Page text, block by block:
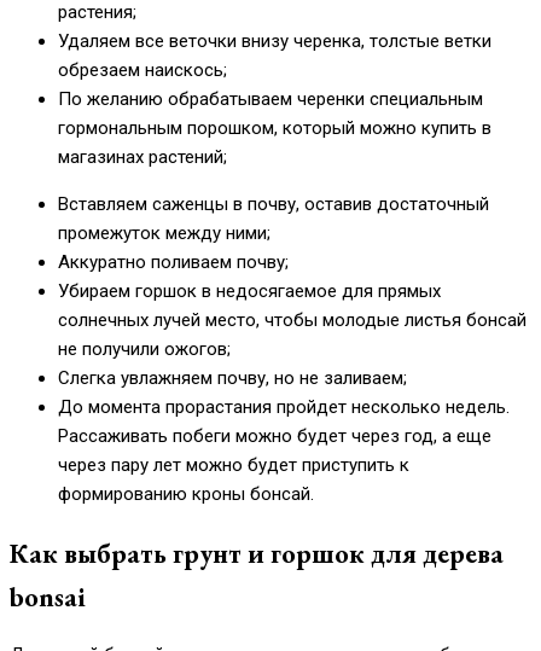
растения;
Удаляем все веточки внизу черенка, толстые ветки
обрезаем наискось;
По желанию обрабатываем черенки специальным
гормональным порошком, который можно купить в
магазинах растений;
Вставляем саженцы в почву, оставив достаточный
промежуток между ними;
Аккуратно поливаем почву;
Убираем горшок в недосягаемое для прямых
солнечных лучей место, чтобы молодые листья бонсай
не получили ожогов;
Слегка увлажняем почву, но не заливаем;
До момента прорастания пройдет несколько недель.
Рассаживать побеги можно будет через год, а еще
через пару лет можно будет приступить к
формированию кроны бонсай.
Как выбрать грунт и горшок для дерева
bonsai